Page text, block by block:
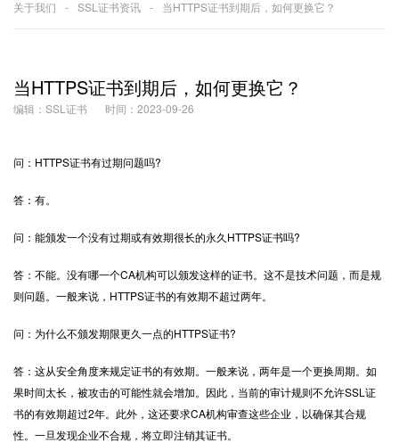
关于我们 SSL证书资讯 当HTTPS证书到期后，如何更换它？
当HTTPS证书到期后，如何更换它？
编辑：SSL证书 时间：2023-09-26
问： HTTPS证书有过期问题吗?
答：有。
问：能颁发一个没有过期或有效期很长的永久HTTPS证书吗?
答：不能。没有哪一个CA机构可以颁发这样的证书。这不是技术问题，而是规
则问题。一般来说，HTTPS证书的有效期不超过两年。
问：为什么不颁发期限更久一点的HTTPS证书?
答：这从安全角度来规定证书的有效期。一般来说，两年是一个更换周期。如
果时间太长，被攻击的可能性就会增加。因此，当前的审计规则不允许SSL证
书的有效期超过2年。此外，这还要求CA机构审查这些企业，以确保其合规
性。一旦发现企业不合规，将立即注销其证书。